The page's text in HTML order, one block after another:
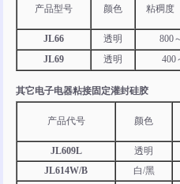
产品型号 颜色 粘稠度
JL66 透明
800
JL69
透明 400
其它电子电器粘接固定灌封硅胶
产品代号 颜色
JL609L
透明
JL614W/B
白/黑